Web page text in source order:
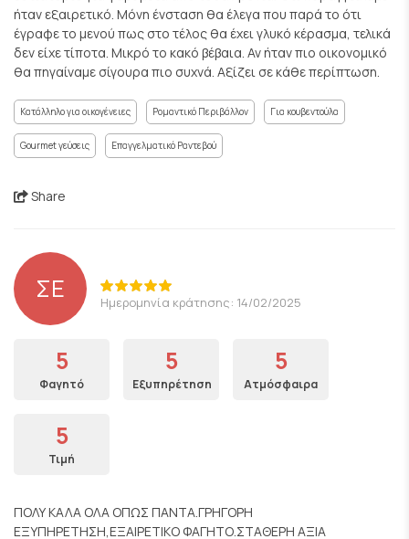
ήταν εξαιρετικό. Μόνη ένσταση θα έλεγα που παρά το ότι
έγραφε το μενού πως στο τέλος θα έχει γλυκό κέρασμα, τελικά
δεν είχε τίποτα. Μικρό το κακό βέβαια. Αν ήταν πιο οικονομικό
θα πηγαίναμε σίγουρα πιο συχνά. Αξίζει σε κάθε περίπτωση.
Κατάλληλο για οικογένειες Ρομαντικό Περιβάλλον Για κουβεντούλα
Gourmet γεύσεις Επαγγελματικό Ραντεβού
Share
ΣΕ Ημερομηνία κράτησης: 14/02/2025
5
Φαγητό
5
Εξυπηρέτηση
5
Ατμόσφαιρα
5
Τιμή
ΠΟΛΥ ΚΑΛΑ ΟΛΑ ΟΠΩΣ ΠΑΝΤΑ.ΓΡΗΓΟΡΗ
ΕΞΥΠΗΡΕΤΗΣΗ,ΕΞΑΙΡΕΤΙΚΟ ΦΑΓΗΤΟ.ΣΤΑΘΕΡΗ ΑΞΙΑ